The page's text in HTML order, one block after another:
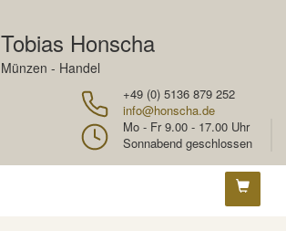
Tobias Honscha
Münzen - Handel
+49 (0) 5136 879 252
info@honscha.de
Mo - Fr 9.00 - 17.00 Uhr
Sonnabend geschlossen